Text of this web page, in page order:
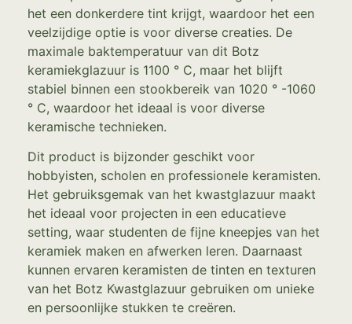
het een donkerdere tint krijgt, waardoor het een
veelzijdige optie is voor diverse creaties. De
maximale baktemperatuur van dit Botz
keramiekglazuur is 1100 ° C, maar het blijft
stabiel binnen een stookbereik van 1020 ° -1060
° C, waardoor het ideaal is voor diverse
keramische technieken.
Dit product is bijzonder geschikt voor
hobbyisten, scholen en professionele keramisten.
Het gebruiksgemak van het kwastglazuur maakt
het ideaal voor projecten in een educatieve
setting, waar studenten de fijne kneepjes van het
keramiek maken en afwerken leren. Daarnaast
kunnen ervaren keramisten de tinten en texturen
van het Botz Kwastglazuur gebruiken om unieke
en persoonlijke stukken te creëren.